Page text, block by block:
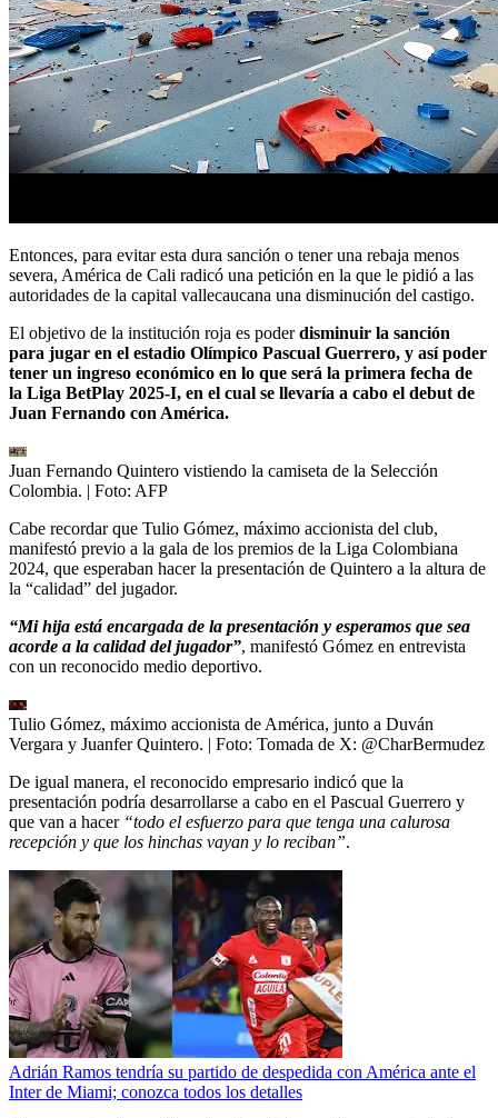
Entonces, para evitar esta dura sanción o tener una rebaja menos
severa, América de Cali radicó una petición en la que le pidió a las
autoridades de la capital vallecaucana una disminución del castigo.
El objetivo de la institución roja es poderdisminuir la sanción
para jugar en el estadio Olímpico Pascual Guerrero, y así poder
tener un ingreso económico en lo que será la primera fecha de
la Liga BetPlay 2025-I, en el cual se llevaría a cabo el debut de
Juan Fernando con América.
Juan Fernando Quintero vistiendo la camiseta de la Selección
Colombia. | Foto: AFP
Cabe recordar que Tulio Gómez, máximo accionista del club,
manifestó previo a la gala de los premios de la Liga Colombiana
2024, que esperaban hacer la presentación de Quintero a la altura de
la “calidad” del jugador.
“Mi hija está encargada de la presentación y esperamos que sea
acorde a la calidad del jugador”, manifestó Gómez en entrevista
con un reconocido medio deportivo.
Tulio Gómez, máximo accionista de América, junto a Duván
Vergara y Juanfer Quintero. | Foto: Tomada de X: @CharBermudez
De igual manera, el reconocido empresario indicó que la
presentación podría desarrollarse a cabo en el Pascual Guerrero y
que van a hacer “todo el esfuerzo para que tenga una calurosa
recepción y que los hinchas vayan y lo reciban”.
Adrián Ramos tendría su partido de despedida con América ante el
Inter de Miami; conozca todos los detalles